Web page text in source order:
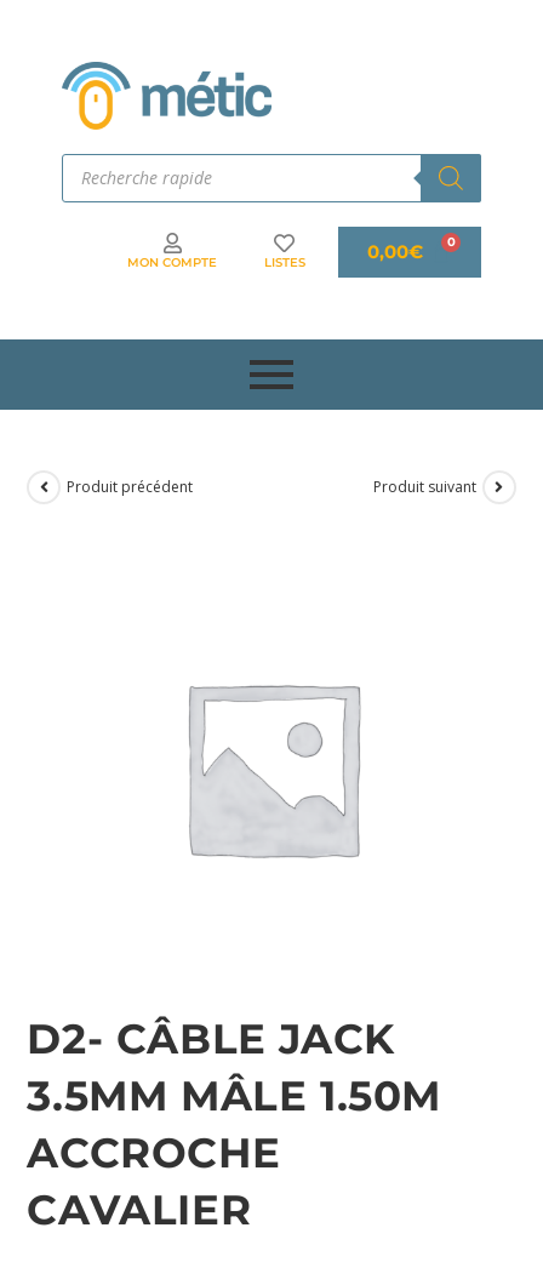
MON COMPTE LISTES 0,00€
Produit précédent Produit suivant
D2- CÂBLE JACK
3.5MM MÂLE 1.50M
ACCROCHE
CAVALIER